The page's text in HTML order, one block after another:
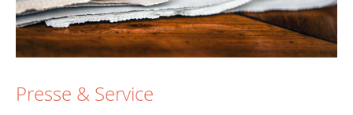
Presse & Service